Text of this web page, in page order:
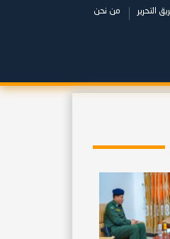
التحرير من نحن